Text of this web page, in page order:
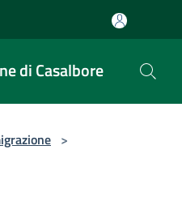
di Casalbore
>